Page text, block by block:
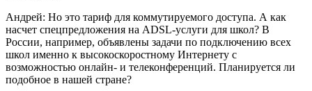
Андрей: Но это тариф для коммутируемого доступа. А как
насчет спецпредложения на ADSL-услуги для школ? В
России, например, объявлены задачи по подключению всех
школ именно к высокоскоростному Интернету с
возможностью онлайн- и телеконференций. Планируется ли
подобное в нашей стране?